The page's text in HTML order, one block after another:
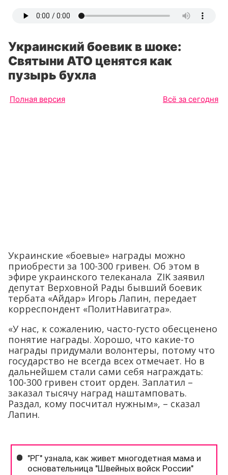
Украинский боевик в шоке:
Святыни АТО ценятся как
пузырь бухла
Полная версия Всё за сегодня
Украинские «боевые» награды можно
приобрести за 100-300 гривен. Об этом в
эфире украинского телеканала ZIK заявил
депутат Верховной Рады бывший боевик
тербата «Айдар» Игорь Лапин, передает
корреспондент «ПолитНавигатра».
«У нас, к сожалению, часто-густо обесценено
понятие награды. Хорошо, что какие-то
награды придумали волонтеры, потому что
государство не всегда всех отмечает. Но в
дальнейшем стали сами себя награждать:
100-300 гривен стоит орден. Заплатил –
заказал тысячу наград наштамповать.
Раздал, кому посчитал нужным», – сказал
Лапин.